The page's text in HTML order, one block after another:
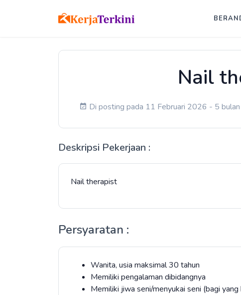
Nail
Di posting pada 11 Februari 2026 - 5 bulan
Deskripsi Pekerjaan :
Nail therapist
Persyaratan :
Wanita, usia maksimal 30 tahun
Memiliki pengalaman dibidangnya
Memiliki jiwa seni/menyukai seni (bagi